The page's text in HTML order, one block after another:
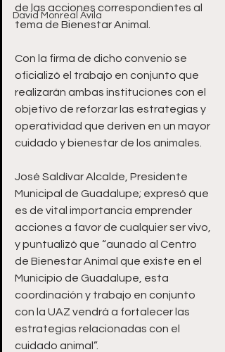
David Monreal Ávila
de las acciones correspondientes al
tema de Bienestar Animal.
Con la firma de dicho convenio se
oficializó el trabajo en conjunto que
realizarán ambas instituciones con el
objetivo de reforzar las estrategias y
operatividad que deriven en un mayor
cuidado y bienestar de los animales.
José Saldívar Alcalde, Presidente
Municipal de Guadalupe; expresó que
es de vital importancia emprender
acciones a favor de cualquier ser vivo,
y puntualizó que “aunado al Centro
de Bienestar Animal que existe en el
Municipio de Guadalupe, esta
coordinación y trabajo en conjunto
con la UAZ vendrá a fortalecer las
estrategias relacionadas con el
cuidado animal”.